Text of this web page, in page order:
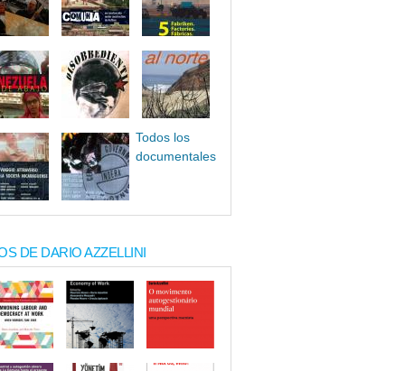
Todos los
documentales
DE DARIO AZZELLINI